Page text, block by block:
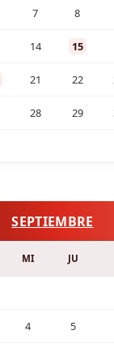
7 8
14 15
21 22
28 29
SEPTIEMBRE
MI JU
4 5